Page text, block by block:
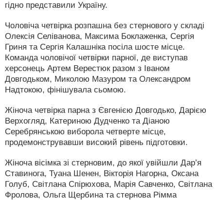
гідно представили Україну.
Чоловіча четвірка розпашна без стернового у складі
Олексія Селіванова, Максима Боклаженка, Сергія
Гриня та Сергія Калашніка посіла шосте місце.
Команда чоловічої четвірки парної, де виступав
херсонець Артем Верестюк разом з Іваном
Довгодьком, Миколою Мазуром та Олександром
Надтокою, фінішувала сьомою.
Жіноча четвірка парна з Євгенією Довгодько, Дарією
Верхогляд, Катериною Дудченко та Діаною
Серебрянською виборола четверте місце,
продемонструвавши високий рівень підготовки.
Жіноча вісімка зі стерновим, до якої увійшли Дар’я
Ставинога, Туана Шенен, Вікторія Нагорна, Оксана
Голуб, Світлана Спірюхова, Марія Савченко, Світлана
Фролова, Ольга Щербина та стернова Рімма